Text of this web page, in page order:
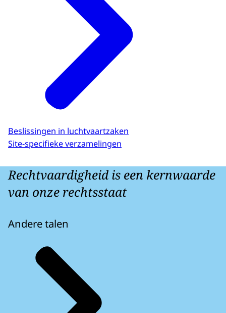
Beslissingen in luchtvaartzaken
Site-specifieke verzamelingen
Rechtvaardigheid is een kernwaarde
van onze rechtsstaat
Andere talen